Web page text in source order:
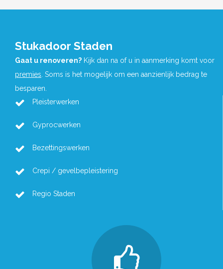
Stukadoor Staden
Gaat u renoveren? Kijk dan na of u in aanmerking komt voor
premies. Soms is het mogelijk om een aanzienlijk bedrag te
besparen.
Pleisterwerken
Gyprocwerken
Bezettingswerken
Crepi / gevelbepleistering
Regio Staden